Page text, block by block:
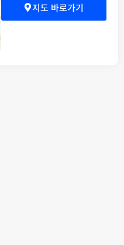
지도 바로가기